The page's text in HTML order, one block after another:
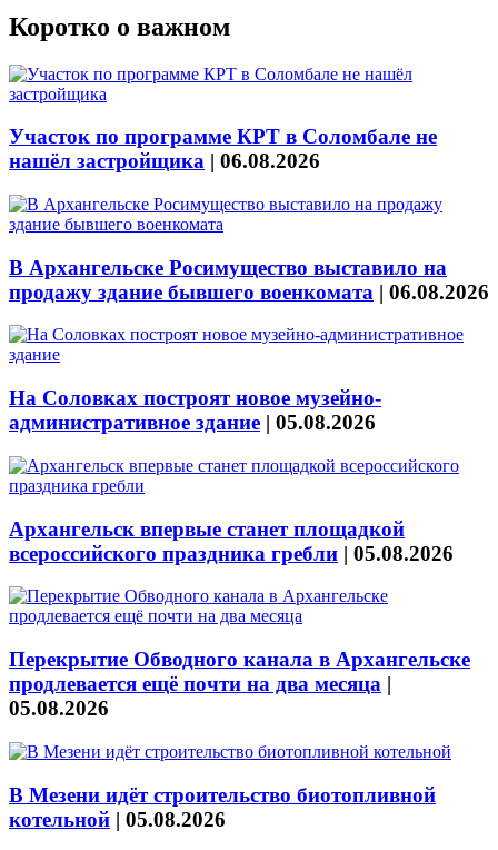
Коротко о важном
Участок по программе КРТ в Соломбале не
нашёл застройщика | 06.08.2026
В Архангельске Росимущество выставило на
продажу здание бывшего военкомата | 06.08.2026
На Соловках построят новое музейно-
административное здание | 05.08.2026
Архангельск впервые станет площадкой
всероссийского праздника гребли | 05.08.2026
Перекрытие Обводного канала в Архангельске
продлевается ещё почти на два месяца |
05.08.2026
В Мезени идёт строительство биотопливной
котельной | 05.08.2026